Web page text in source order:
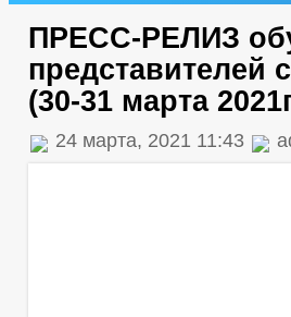
ПРЕСС-РЕЛИЗ
представителей
(30-31 марта
24 марта, 2021 11:43